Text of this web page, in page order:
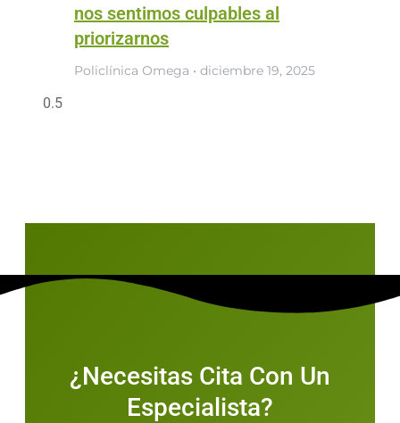
nos sentimos culpables al
priorizarnos
Policlínica Omega diciembre 19, 2025
¿Necesitas Cita Con Un
Especialista?